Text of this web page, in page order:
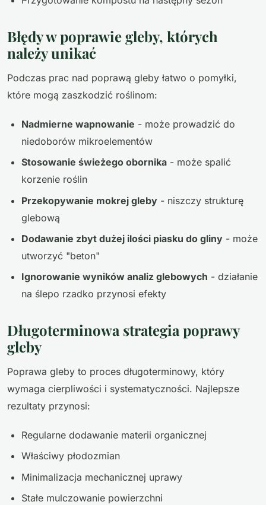
Błędy w poprawie gleby, których
należy unikać
Podczas prac nad poprawą gleby łatwo o pomyłki,
które mogą zaszkodzić roślinom:
Nadmierne wapnowanie - może prowadzić do
niedoborów mikroelementów
Stosowanie świeżego obornika - może spalić
korzenie roślin
Przekopywanie mokrej gleby - niszczy strukturę
glebową
Dodawanie zbyt dużej ilości piasku do gliny - może
utworzyć "beton"
Ignorowanie wyników analiz glebowych - działanie
na ślepo rzadko przynosi efekty
Długoterminowa strategia poprawy
gleby
Poprawa gleby to proces długoterminowy, który
wymaga cierpliwości i systematyczności. Najlepsze
rezultaty przynosi:
Regularne dodawanie materii organicznej
Właściwy płodozmian
Minimalizacja mechanicznej uprawy
Stałe mulczowanie powierzchni